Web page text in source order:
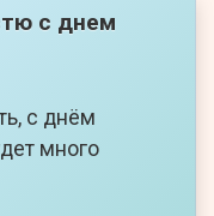
с днем
с днём
много